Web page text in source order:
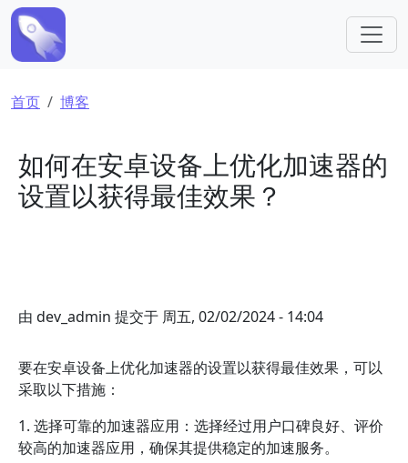
跳转到主要内容
面包屑
首页 博客
如何在安卓设备上优化加速器的
设置以获得最佳效果？
由 dev_admin 提交于 周五, 02/02/2024 - 14:04
要在安卓设备上优化加速器的设置以获得最佳效果，可以
采取以下措施：
1. 选择可靠的加速器应用：选择经过用户口碑良好、评价
较高的加速器应用，确保其提供稳定的加速服务。